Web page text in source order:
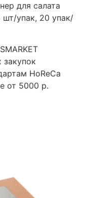
для салата
шт/упак, 20 упак/
HoReCa
от 5000 р.